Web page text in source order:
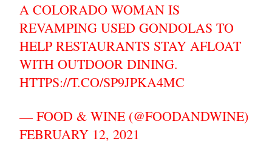
A COLORADO WOMAN IS
REVAMPING USED GONDOLAS TO
HELP RESTAURANTS STAY AFLOAT
WITH OUTDOOR DINING.
HTTPS://T.CO/SP9JPKA4MC
— FOOD & WINE (@FOODANDWINE)
FEBRUARY 12, 2021